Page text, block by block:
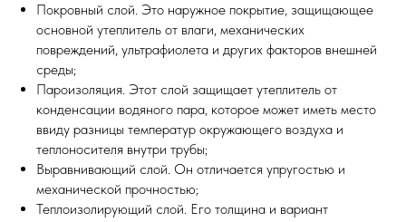
Покровный слой. Это наружное покрытие, защищающее
основной утеплитель от влаги, механических
повреждений, ультрафиолета и других факторов внешней
среды;
Пароизоляция. Этот слой защищает утеплитель от
конденсации водяного пара, которое может иметь место
ввиду разницы температур окружающего воздуха и
теплоносителя внутри трубы;
Выравнивающий слой. Он отличается упругостью и
механической прочностью;
Теплоизолирующий слой. Его толщина и вариант